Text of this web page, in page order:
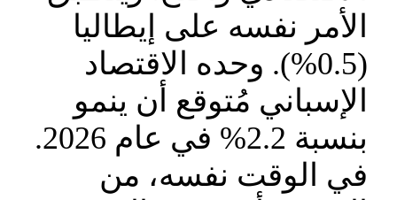
الأمر نفسه على إيطاليا
(0.5%). وحده الاقتصاد
الإسباني مُتوقع أن ينمو
بنسبة 2.2% في عام 2026.
في الوقت نفسه، من